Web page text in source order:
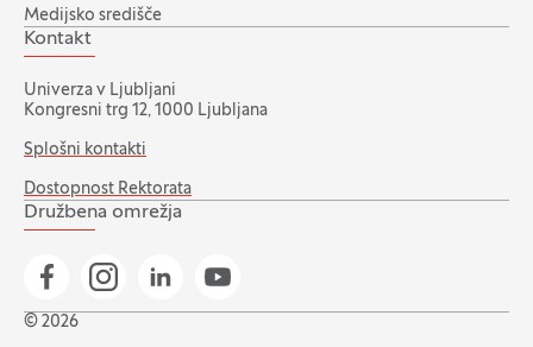
Medijsko središče
Kontakt
Univerza v Ljubljani
Kongresni trg 12, 1000 Ljubljana
Splošni kontakti
Dostopnost Rektorata
Družbena omrežja
Pojdi na našo Facebook stran
Pojdi na našo Instagram stran
Pojdi na Linkedin stran
Pojdi na YouTube stran
© 2026